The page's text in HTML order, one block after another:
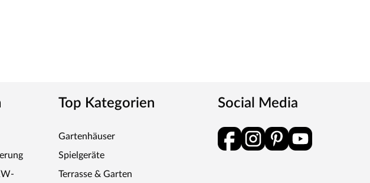
aus Espenholz, 9 kW Ofen mit externer
Top Kategorien
Gartenhäuser
Spielgeräte
Terrasse & Garten
Social Media